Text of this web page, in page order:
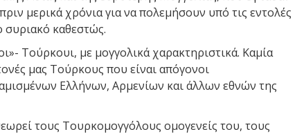
μερικά χρόνια για να πολεμήσουν υπό τις εντολές
συριακό καθεστώς.
Τούρκουι, με μογγολικά χαρακτηριστικά. Καμία
μας Τούρκους που είναι απόγονοι
Ελλήνων, Αρμενίων και άλλων εθνών της
τους Τουρκομογγόλους ομογενείς του, τους